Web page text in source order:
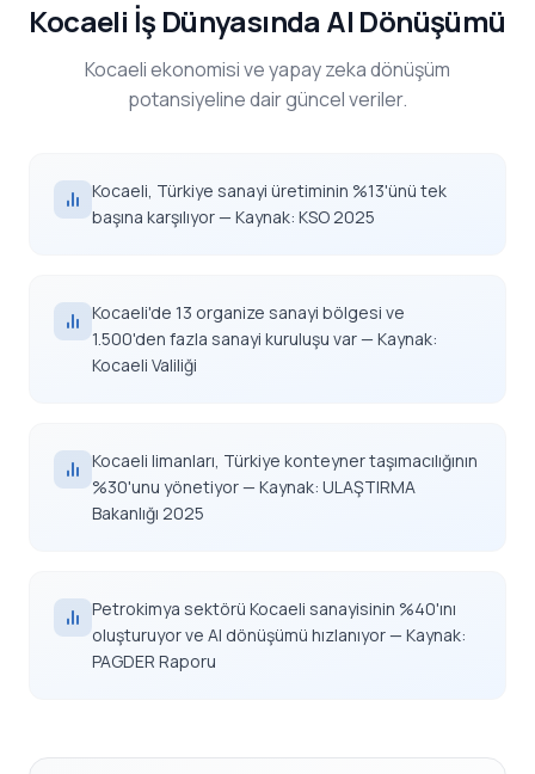
Kocaeli İş Dünyasında AI Dönüşümü
Kocaeli ekonomisi ve yapay zeka dönüşüm
potansiyeline dair güncel veriler.
Kocaeli, Türkiye sanayi üretiminin %13'ünü tek
başına karşılıyor — Kaynak: KSO 2025
Kocaeli'de 13 organize sanayi bölgesi ve
1.500'den fazla sanayi kuruluşu var — Kaynak:
Kocaeli Valiliği
Kocaeli limanları, Türkiye konteyner taşımacılığının
%30'unu yönetiyor — Kaynak: ULAŞTIRMA
Bakanlığı 2025
Petrokimya sektörü Kocaeli sanayisinin %40'ını
oluşturuyor ve AI dönüşümü hızlanıyor — Kaynak:
PAGDER Raporu